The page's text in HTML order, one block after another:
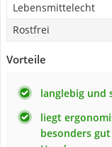
Lebensmittelecht
Rostfrei
Vorteile
langlebig und
liegt
besonders